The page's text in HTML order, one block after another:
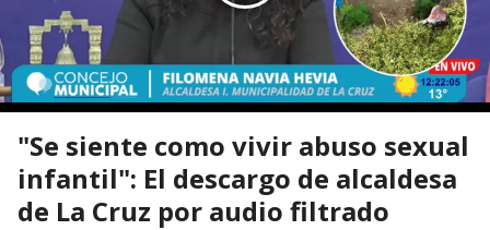
"Se siente como vivir abuso sexual
infantil": El descargo de alcaldesa
de La Cruz por audio filtrado